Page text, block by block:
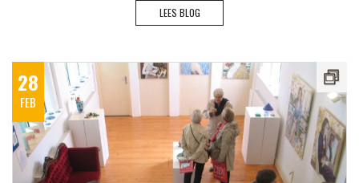
LEES BLOG
28
FEB